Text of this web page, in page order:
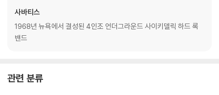
※ 디스크 외관 불량
1) 열을 가하여 제작하는 바이닐 공정 특성상 디스크 표면이 미세하게 울
렁거리거나 휘어지는 경우가 있습니다.
2) 재생 음역의 왜곡을 최소화 하고 반복 재생시에도 최대한 일관되게 유
사바티스
1968년 뉴욕에서 결성된 4인조 언더그라운드 사이키델릭 하드 록
밴드
관련 분류